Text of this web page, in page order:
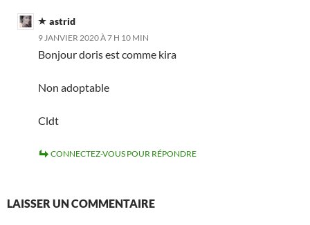
astrid
9 JANVIER 2020 À 7 H 10 MIN
Bonjour doris est comme kira
Non adoptable
Cldt
CONNECTEZ-VOUS POUR RÉPONDRE
LAISSER UN COMMENTAIRE